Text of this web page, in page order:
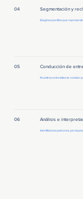
04 Segmentación y
Elegimos perfiles que
05 Conducción de
Nuestras entrevistas se realizan
06 Análisis e
Identificamos patrones,